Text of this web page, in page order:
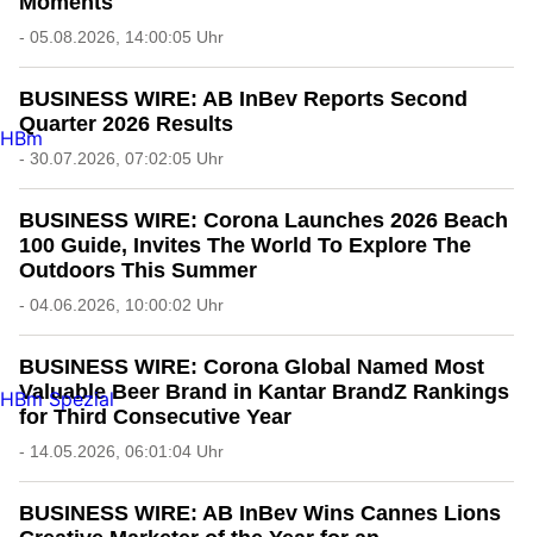
- 05.08.2026, 14:00:05 Uhr
BUSINESS WIRE: AB InBev Reports Second
Quarter 2026 Results
- 30.07.2026, 07:02:05 Uhr
BUSINESS WIRE: Corona Launches 2026 Beach
100 Guide, Invites The World To Explore The
Outdoors This Summer
- 04.06.2026, 10:00:02 Uhr
BUSINESS WIRE: Corona Global Named Most
Valuable Beer Brand in Kantar BrandZ Rankings
for Third Consecutive Year
- 14.05.2026, 06:01:04 Uhr
BUSINESS WIRE: AB InBev Wins Cannes Lions
HBm
HBm Spezial